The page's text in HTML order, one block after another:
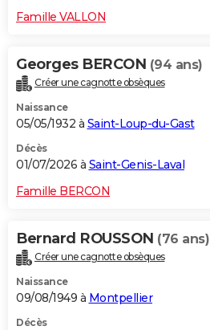
Famille VALLON
Georges BERCON (94 ans)
Créer une cagnotte obsèques
Naissance
05/05/1932 à Saint-Loup-du-Gast
Décès
01/07/2026 à Saint-Genis-Laval
Famille BERCON
Bernard ROUSSON (76 ans)
Créer une cagnotte obsèques
Naissance
09/08/1949 à Montpellier
Décès